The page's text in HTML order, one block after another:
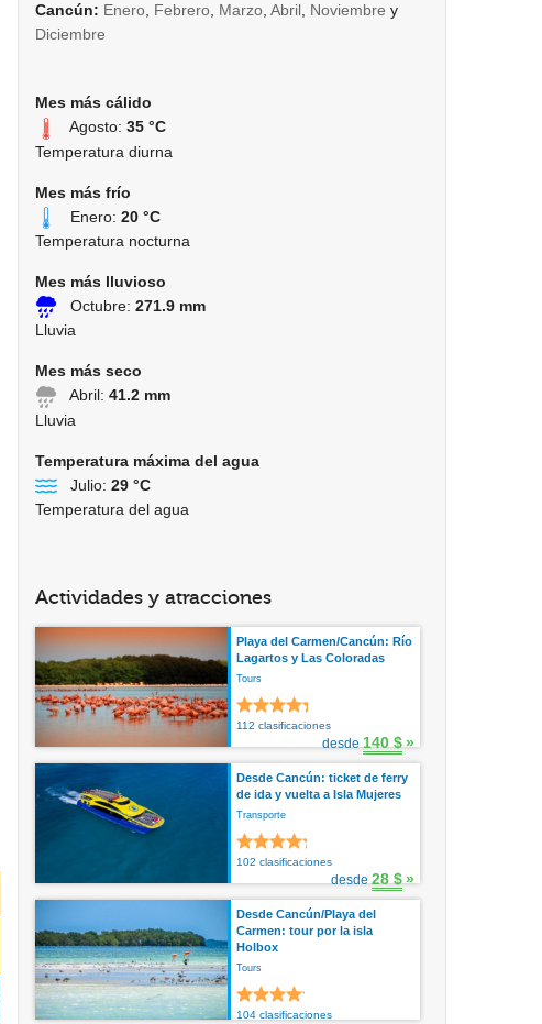
Cancún: Enero, Febrero, Marzo, Abril, Noviembre y
Diciembre
Mes más cálido
Agosto: 35 °C
Temperatura diurna
Mes más frío
Enero: 20 °C
Temperatura nocturna
Mes más lluvioso
Octubre: 271.9 mm
Lluvia
Mes más seco
Abril: 41.2 mm
Lluvia
Temperatura máxima del agua
Julio: 29 °C
Temperatura del agua
Actividades y atracciones
Playa del Carmen/Cancún: Río
Lagartos y Las Coloradas
Tours
112 clasificaciones
desde140 $»
Desde Cancún: ticket de ferry
de ida y vuelta a Isla Mujeres
Transporte
102 clasificaciones
desde28 $»
Desde Cancún/Playa del
Carmen: tour por la isla
Holbox
Tours
104 clasificaciones